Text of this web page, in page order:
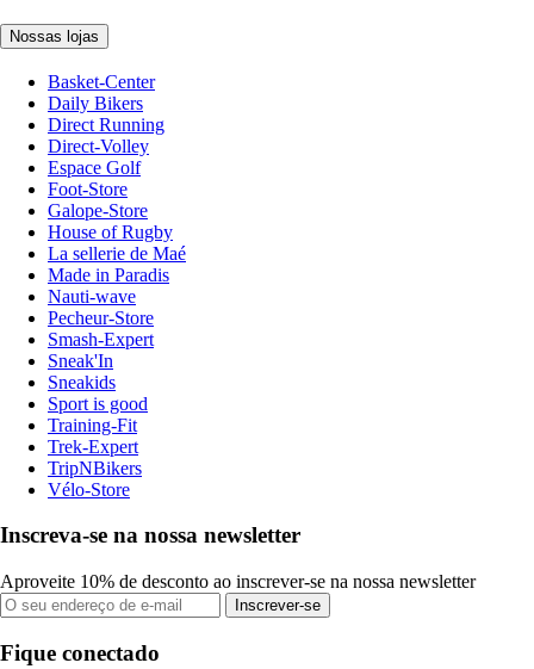
Nossas lojas
Basket-Center
Daily Bikers
Direct Running
Direct-Volley
Espace Golf
Foot-Store
Galope-Store
House of Rugby
La sellerie de Maé
Made in Paradis
Nauti-wave
Pecheur-Store
Smash-Expert
Sneak'In
Sneakids
Sport is good
Training-Fit
Trek-Expert
TripNBikers
Vélo-Store
Inscreva-se na nossa newsletter
Aproveite 10% de desconto ao inscrever-se na nossa newsletter
Inscrever-se
Fique conectado